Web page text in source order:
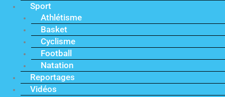
Sport
Athlétisme
Basket
Cyclisme
Football
Natation
Reportages
Vidéos